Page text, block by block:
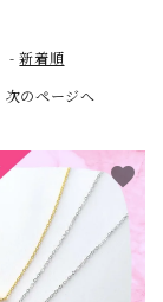
-新着順
次のページへ
favorite